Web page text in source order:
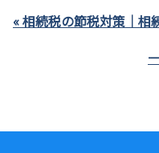
« 相続税の節税対策｜相